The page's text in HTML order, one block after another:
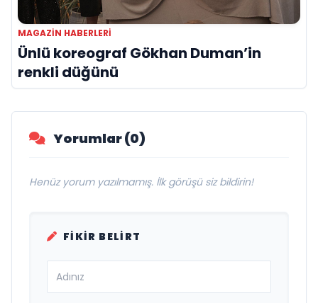
MAGAZIN HABERLERI
Ünlü koreograf Gökhan Duman’in
renkli düğünü
Yorumlar (0)
Henüz yorum yazılmamış. İlk görüşü siz bildirin!
FIKIR BELIRT